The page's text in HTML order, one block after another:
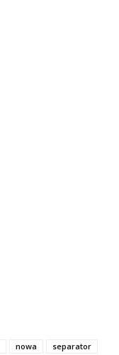
nowa separator